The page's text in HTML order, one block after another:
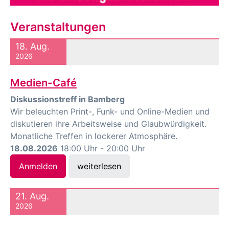
Veranstaltungen
18. Aug.
2026
Medien-Café
Diskussionstreff in Bamberg
Wir beleuchten Print-, Funk- und Online-Medien und
diskutieren ihre Arbeitsweise und Glaubwürdigkeit.
Monatliche Treffen in lockerer Atmosphäre.
18.08.2026 18:00 Uhr - 20:00 Uhr
Anmelden
weiterlesen
21. Aug.
2026